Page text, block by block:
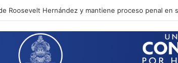
12 mil plantas de supuesta marihuana en Marale